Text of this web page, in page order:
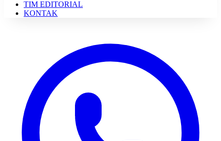
TIM EDITORIAL
KONTAK